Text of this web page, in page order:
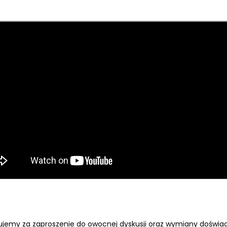
za zaproszenie do owocnej dyskusji oraz wymiany